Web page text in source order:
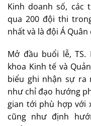
Kinh doanh số, các
qua 200 đội thi
nhất và là đội Á
Mở đầu buổi lễ,
khoa Kinh tế và
biểu ghi nhận sự ra
như chỉ đạo hướng
gian tới phù hợp với
cũng như định